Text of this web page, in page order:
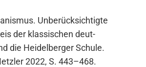
Unbe­rück­sich­tig­te
der klas­si­schen deut­
die Hei­del­ber­ger Schu­le.
2022, S. 443–468.